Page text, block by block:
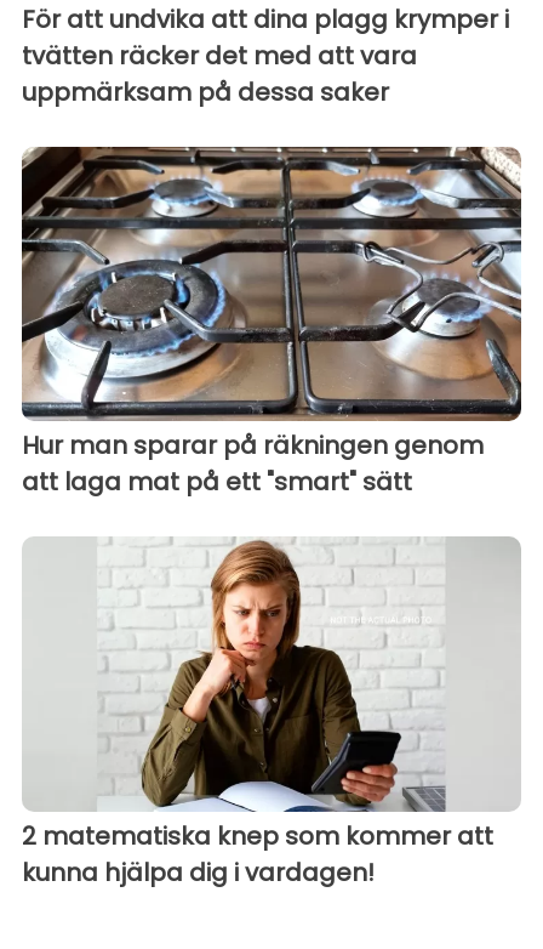
För att undvika att dina plagg krymper i
tvätten räcker det med att vara
uppmärksam på dessa saker
Hur man sparar på räkningen genom
att laga mat på ett "smart" sätt
2 matematiska knep som kommer att
kunna hjälpa dig i vardagen!